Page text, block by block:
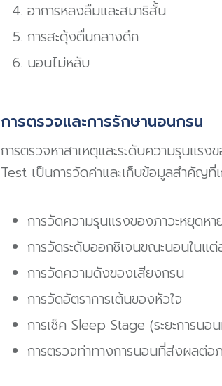
อาการหลงลืมและสมาธิสั้น
การสะดุ้งตื่นกลางดึก
นอนไม่หลับ
การตรวจและการรักษานอนกรน
การตรวจหาสาเหตุและระดับความรุนแร
Test เป็นการวัดค่าและเก็บข้อมูลสำคัญ
การวัดความรุนแรงของภาวะหยุดห
การวัดระดับออกซิเจนขณะนอนในแต่
การวัดความดังของเสียงกรน
การวัดอัตราการเต้นของหัวใจ
การเช็ค Sleep Stage (ระยะการนอ
การตรวจท่าทางการนอนที่ส่งผลต่อ